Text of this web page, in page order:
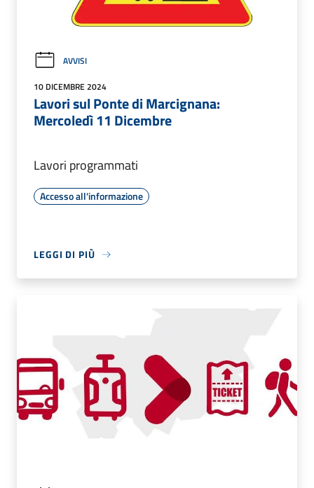
AVVISI
10 DICEMBRE 2024
Lavori sul Ponte di Marcignana:
Mercoledì 11 Dicembre
Lavori programmati
Accesso all'informazione
LEGGI DI PIÙ